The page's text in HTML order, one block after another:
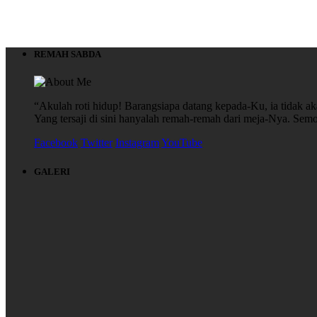
REMAH SABDA
“Akulah roti hidup! Barangsiapa datang kepada-Ku, ia tidak
Yang tersaji di sini hanyalah remah-remah dari meja-Nya.
Facebook Twitter InstagramYouTube
GALERI